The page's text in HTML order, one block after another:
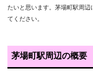
たいと思います。茅場町駅周
てください。
茅場町駅周辺の概要